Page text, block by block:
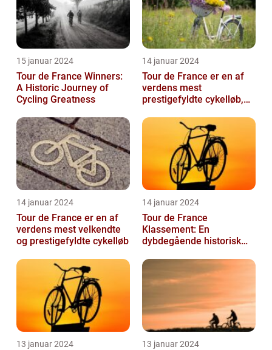
15 januar 2024
Tour de France Winners:
A Historic Journey of
Cycling Greatness
14 januar 2024
Tour de France er en af
verdens mest
prestigefyldte cykelløb,
seere hver...
14 januar 2024
Tour de France er en af
verdens mest velkendte
og prestigefyldte cykelløb
14 januar 2024
Tour de France
Klassement: En
dybdegående historisk
13 januar 2024 13 januar 2024